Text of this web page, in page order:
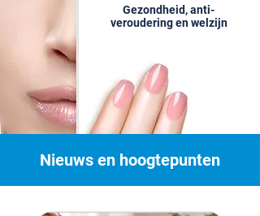
Gezondheid, anti-
veroudering en welzijn
Nieuws en hoogtepunten